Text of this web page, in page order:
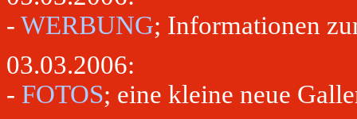
- WERBUNG; Informationen
03.03.2006:
- FOTOS; eine kleine neue